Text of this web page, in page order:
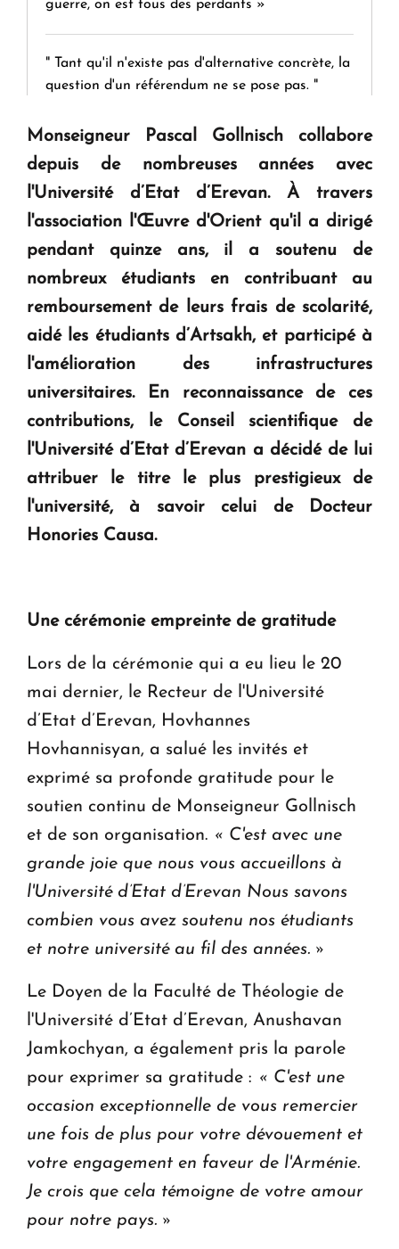
guerre, on est tous des perdants »
" Tant qu'il n'existe pas d'alternative concrète, la
question d'un référendum ne se pose pas. "
KASA : 30 ans d'audace, de résilience et d'avenir
en Arménie
Le premier hôtel Hyatt Regency d'Arménie
ouvrira ses portes à Dilijan
Monseigneur Pascal Gollnisch collabore
depuis de nombreuses années avec
l'Université d’Etat d’Erevan. À travers
l'association l'Œuvre d'Orient qu'il a dirigé
pendant quinze ans, il a soutenu de
nombreux étudiants en contribuant au
remboursement de leurs frais de scolarité,
aidé les étudiants d’Artsakh, et participé à
l'amélioration des infrastructures
universitaires. En reconnaissance de ces
contributions, le Conseil scientifique de
l'Université d’Etat d’Erevan a décidé de lui
attribuer le titre le plus prestigieux de
l'université, à savoir celui de Docteur
Honories Causa.
Une cérémonie empreinte de gratitude
Lors de la cérémonie qui a eu lieu le 20
mai dernier, le Recteur de l'Université
d’Etat d’Erevan, Hovhannes
Hovhannisyan, a salué les invités et
exprimé sa profonde gratitude pour le
soutien continu de Monseigneur Gollnisch
et de son organisation. « C'est avec une
grande joie que nous vous accueillons à
l'Université d’Etat d’Erevan Nous savons
combien vous avez soutenu nos étudiants
et notre université au fil des années. »
Le Doyen de la Faculté de Théologie de
l'Université d’Etat d’Erevan, Anushavan
Jamkochyan, a également pris la parole
pour exprimer sa gratitude : « C'est une
occasion exceptionnelle de vous remercier
une fois de plus pour votre dévouement et
votre engagement en faveur de l'Arménie.
Je crois que cela témoigne de votre amour
pour notre pays. »